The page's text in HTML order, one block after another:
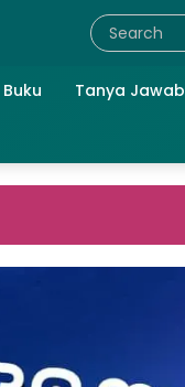
Buku Tanya Jawab